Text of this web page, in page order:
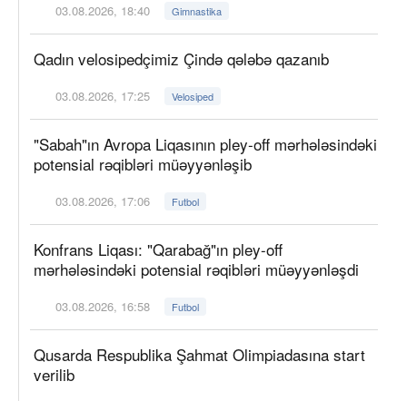
03.08.2026, 18:40 Gimnastika
Qadın velosipedçimiz Çində qələbə qazanıb
03.08.2026, 17:25 Velosiped
"Sabah"ın Avropa Liqasının pley-off mərhələsindəki
potensial rəqibləri müəyyənləşib
03.08.2026, 17:06 Futbol
Konfrans Liqası: "Qarabağ"ın pley-off
mərhələsindəki potensial rəqibləri müəyyənləşdi
03.08.2026, 16:58 Futbol
Qusarda Respublika Şahmat Olimpiadasına start
verilib